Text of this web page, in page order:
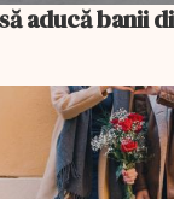
aducă banii